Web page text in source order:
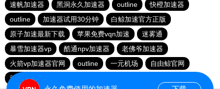
速帆加速器
黑洞永久加速器 outline
快橙加速器
outline
加速器试用30分钟
白鲸加速官方正版
原子加速最新下载
苹果免费vqn加速
迷雾通
暴雪加速器vp
酷通npv加速器
老佛爷加速器
火箭vp加速器官网
outline 一元机场
自由鲸官网
河马加速